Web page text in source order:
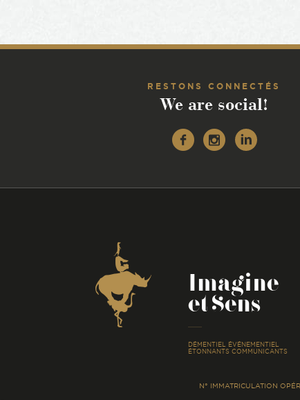
RESTONS CONNECTÉS
We are social!
Coordonnées
Imagine
et Sens
DÉMENTIEL ÉVÉNEMENTIEL
ÉTONNANTS COMMUNICANTS
N° IMMATRICULATION